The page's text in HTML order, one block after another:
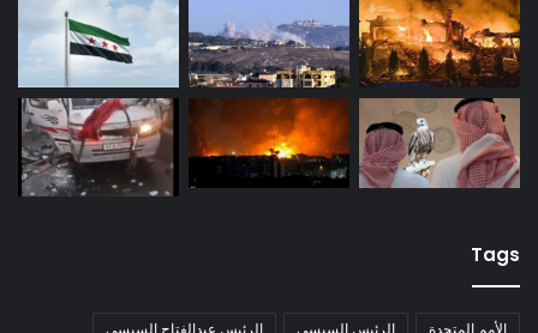
Tags
الأمم المتحدة الرئيس السيسي الرئيس عبدالفتاح السيسي